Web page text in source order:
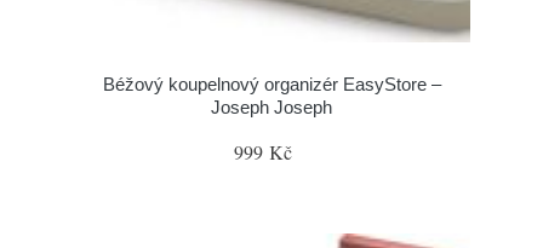
Béžový koupelnový organizér EasyStore –
Joseph Joseph
999 Kč